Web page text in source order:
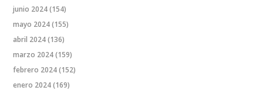
junio 2024(154)
mayo 2024(155)
abril 2024(136)
marzo 2024(159)
febrero 2024(152)
enero 2024(169)